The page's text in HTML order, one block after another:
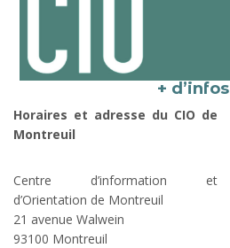
+ d’infos
Horaires et adresse du CIO de
Montreuil
Centre d’information et
d’Orientation de Montreuil
21 avenue Walwein
93100 Montreuil